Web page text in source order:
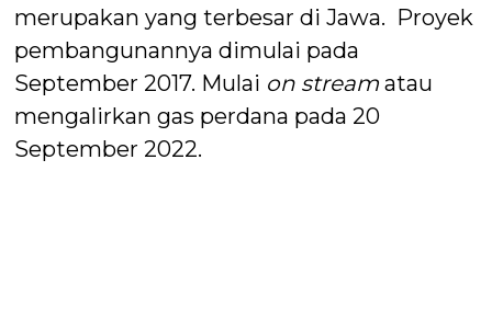
merupakan yang terbesar di Jawa. Proyek
pembangunannya dimulai pada
September 2017. Mulai on stream atau
mengalirkan gas perdana pada 20
September 2022.